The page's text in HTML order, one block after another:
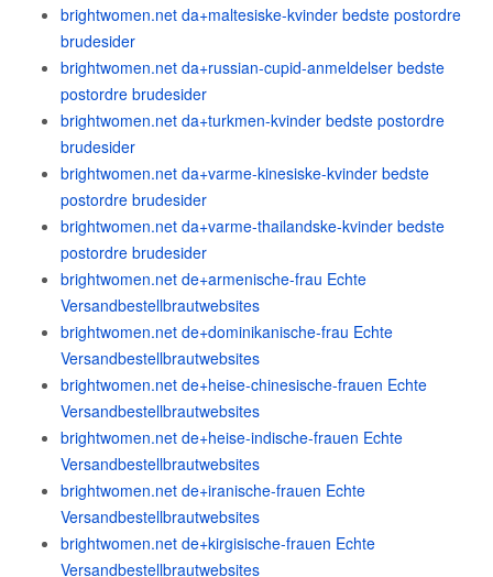
brightwomen.net da+maltesiske-kvinder bedste postordre
brudesider
brightwomen.net da+russian-cupid-anmeldelser bedste
postordre brudesider
brightwomen.net da+turkmen-kvinder bedste postordre
brudesider
brightwomen.net da+varme-kinesiske-kvinder bedste
postordre brudesider
brightwomen.net da+varme-thailandske-kvinder bedste
postordre brudesider
brightwomen.net de+armenische-frau Echte
Versandbestellbrautwebsites
brightwomen.net de+dominikanische-frau Echte
Versandbestellbrautwebsites
brightwomen.net de+heise-chinesische-frauen Echte
Versandbestellbrautwebsites
brightwomen.net de+heise-indische-frauen Echte
Versandbestellbrautwebsites
brightwomen.net de+iranische-frauen Echte
Versandbestellbrautwebsites
brightwomen.net de+kirgisische-frauen Echte
Versandbestellbrautwebsites